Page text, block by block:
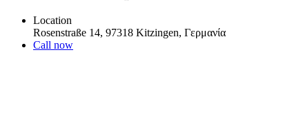
Location
Rosenstraße 14, 97318 Kitzingen, Γερμανία
Call now